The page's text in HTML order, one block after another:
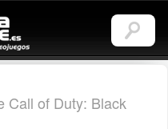
Call of Duty: Black